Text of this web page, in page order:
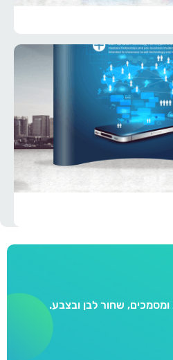
ומסמכים, שחור לבן ובצבע.